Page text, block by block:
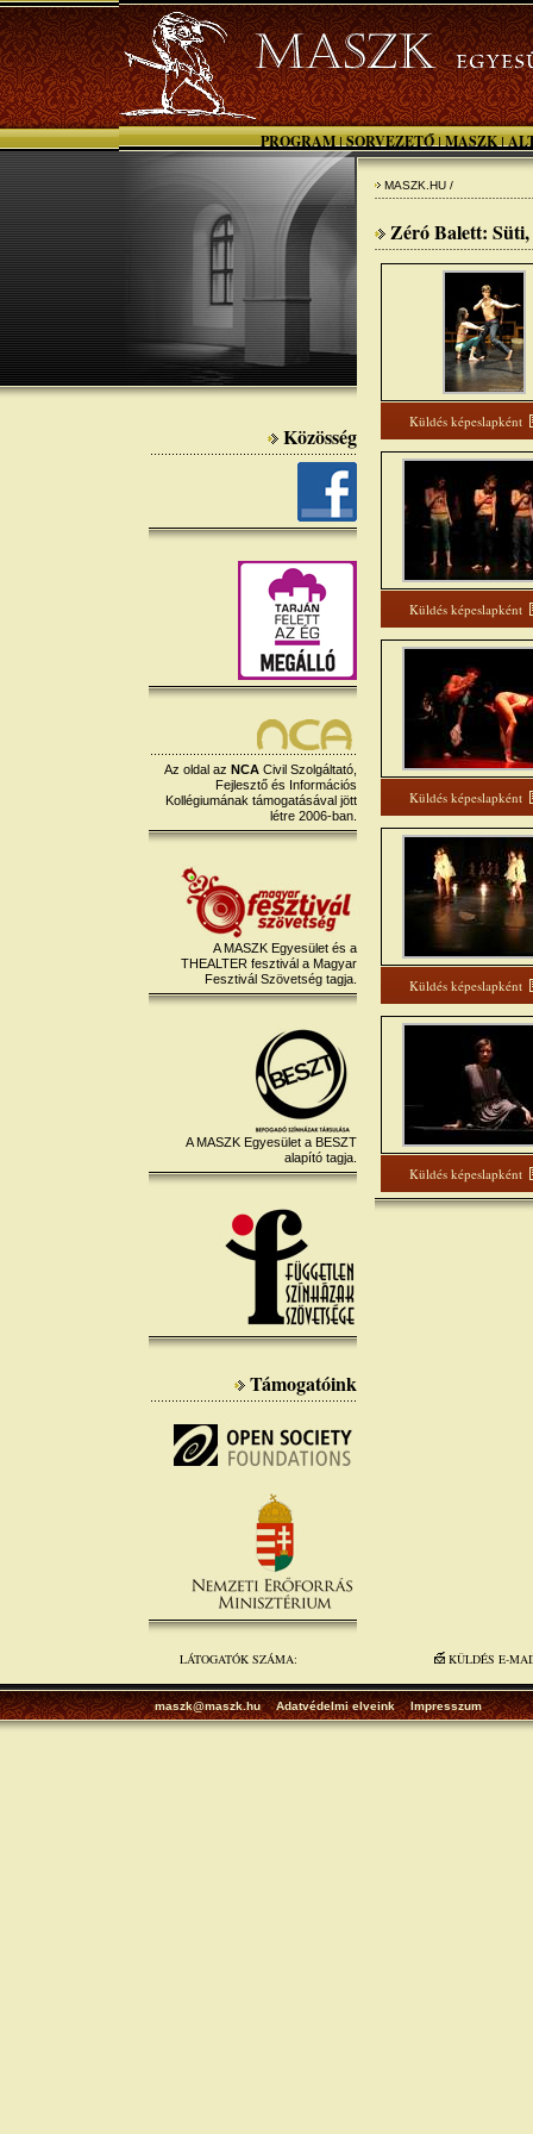
PROGRAM | SORVEZETŐ | MASZK |
Közösség
Az oldal az NCA Civil Szolgáltató,
Fejlesztő és Információs
Kollégiumának támogatásával jött
létre 2006-ban.
A MASZK Egyesület és a
THEALTER fesztivál a Magyar
Fesztivál Szövetség tagja.
A MASZK Egyesület a BESZT
alapító tagja.
Támogatóink
MASZK.HU /
Zéró Balett: Süti,
Küldés képeslapként
Küldés képeslapként
Küldés képeslapként
Küldés képeslapként
Küldés képeslapként
LÁTOGATÓK SZÁMA: KÜLDÉS E-
maszk@maszk.hu Adatvédelmi elveink Impresszum